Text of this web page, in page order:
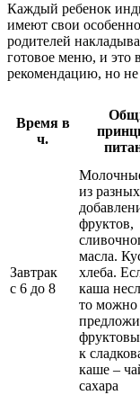
Каждый ребенок
имеют свои
родителей
готовое меню, и это
рекомендацию, но не
Время в
ч.
Завтрак
с 6 до 8
из
фруктов,
масла.
хлеба.
каша
то можно
к
каше –
сахара